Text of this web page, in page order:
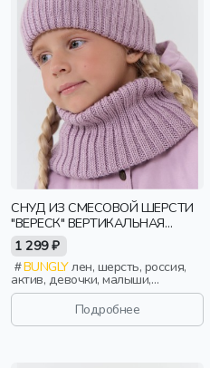
СНУД ИЗ СМЕСОВОЙ ШЕРСТИ
"ВЕРЕСК" ВЕРТИКАЛЬНАЯ
ВЯЗКА
1 299 ₽
BUNGLYлен, шерсть, россия,
актив, девочки, малыши,
дошкольники, дети
Подробнее